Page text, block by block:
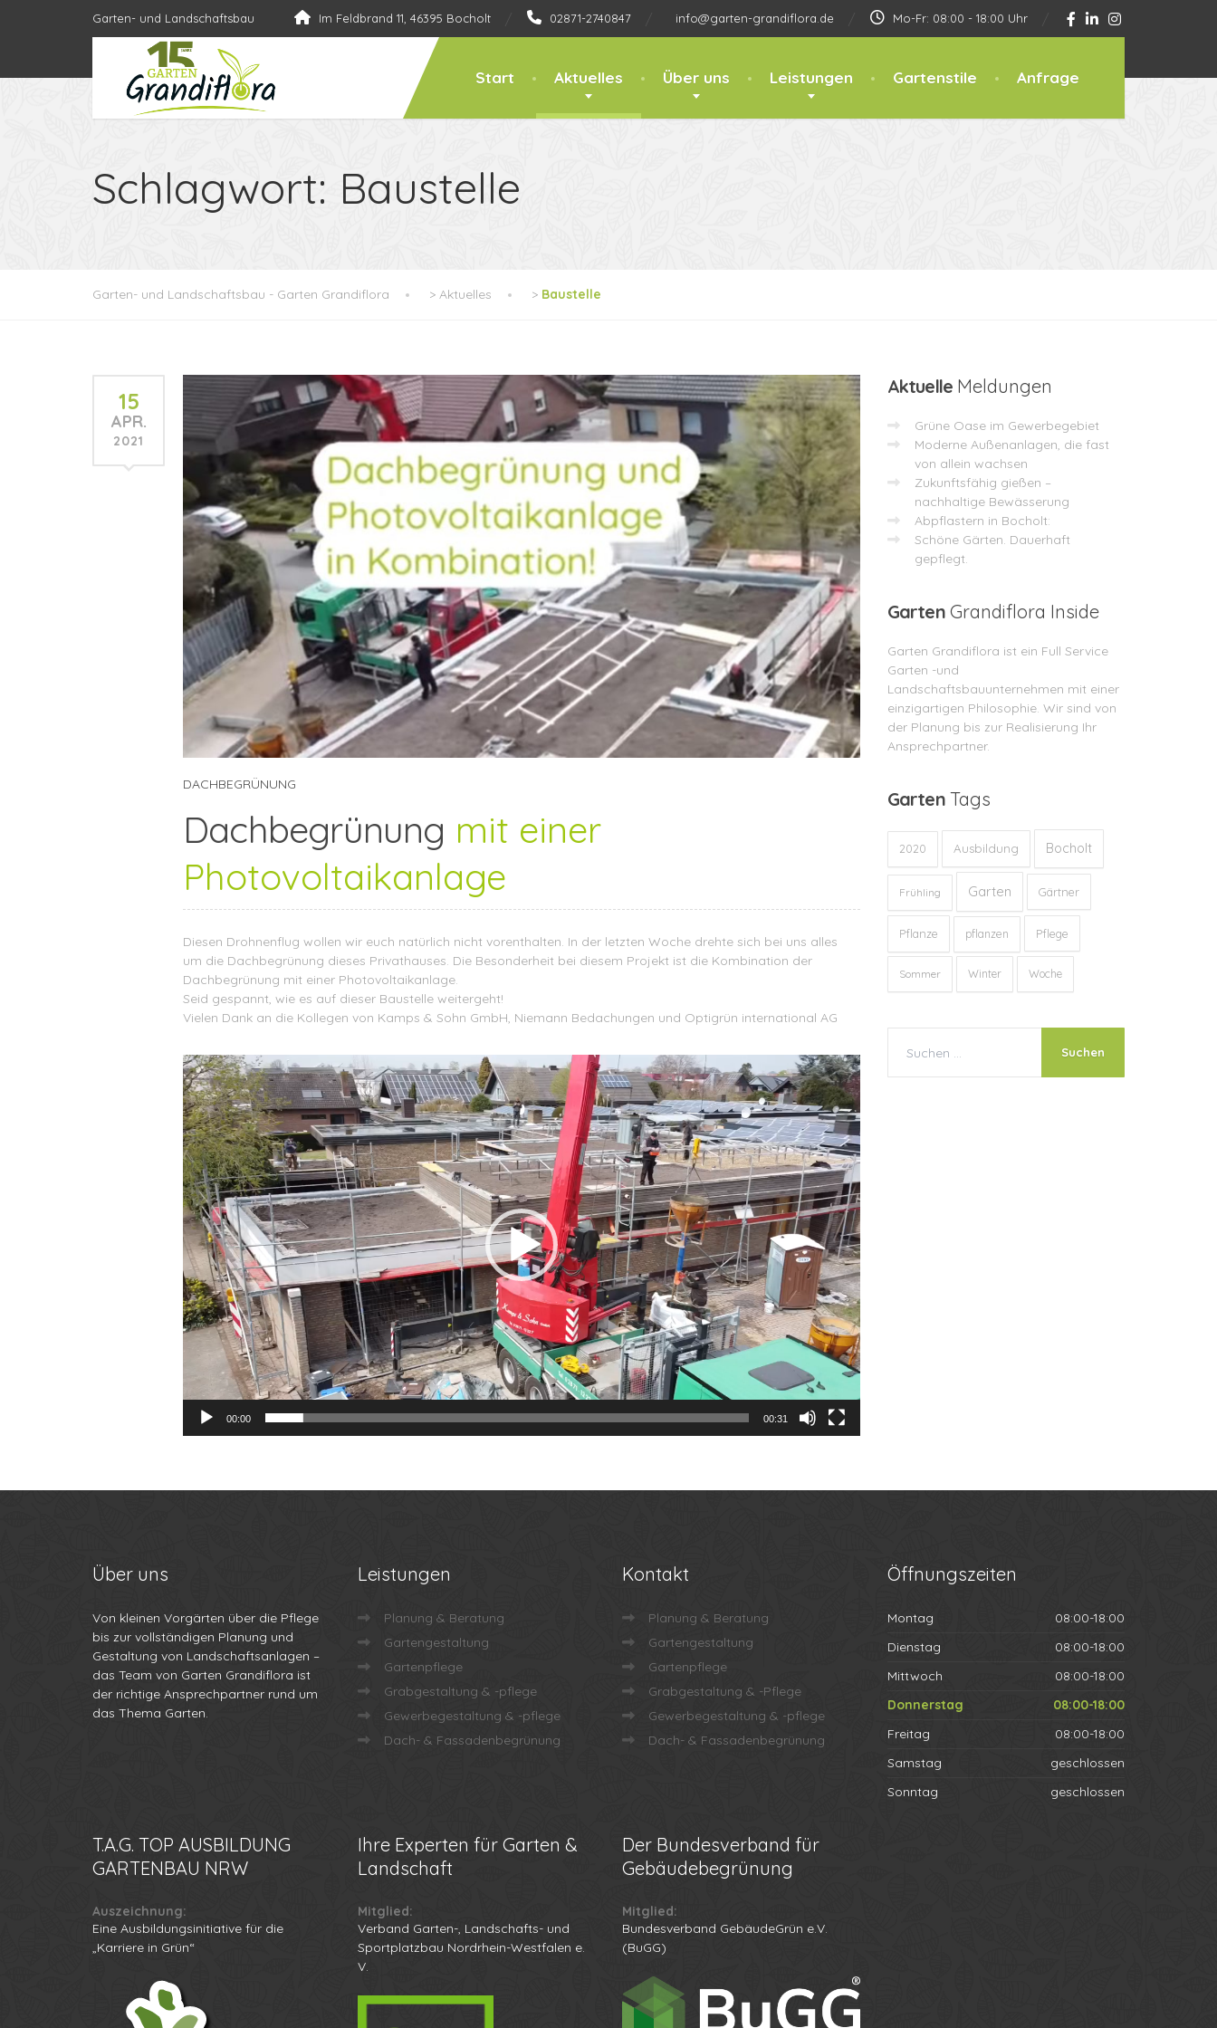
Garten- und Landschaftsbau Im Feldbrand 11, 46395 Bocholt 02871-2740847 info@garten-grandiflora.de Mo-Fr: 08:00 - 18:00 Uhr
Start Aktuelles Über uns Leistungen Gartenstile Anfrage
Schlagwort: Baustelle
Garten- und Landschaftsbau - Garten Grandiflora > Aktuelles > Baustelle
15
APR.
2021
DACHBEGRÜNUNG
Dachbegrünung mit einer
Photovoltaikanlage
Diesen Drohnenflug wollen wir euch natürlich nicht vorenthalten. In der letzten Woche drehte sich bei uns alles
um die Dachbegrünung dieses Privathauses. Die Besonderheit bei diesem Projekt ist die Kombination der
Dachbegrünung mit einer Photovoltaikanlage.
Seid gespannt, wie es auf dieser Baustelle weitergeht!
Vielen Dank an die Kollegen von Kamps & Sohn GmbH, Niemann Bedachungen und Optigrün international AG
Video-
Player
00:00 00:31
Aktuelle Meldungen
Grüne Oase im Gewerbegebiet
Moderne Außenanlagen, die fast
von allein wachsen
Zukunftsfähig gießen –
nachhaltige Bewässerung
Abpflastern in Bocholt:
Schöne Gärten. Dauerhaft
gepflegt.
GartenGrandiflora Inside
Garten Grandiflora ist ein Full Service
Garten -und
Landschaftsbauunternehmen mit einer
einzigartigen Philosophie. Wir sind von
der Planung bis zur Realisierung Ihr
Ansprechpartner.
GartenTags
2020 Ausbildung Bocholt
Frühling Garten Gärtner
Pflanze pflanzen Pflege
Sommer Winter Woche
Über uns
Von kleinen Vorgärten über die Pflege
bis zur vollständigen Planung und
Gestaltung von Landschaftsanlagen –
das Team von Garten Grandiflora ist
der richtige Ansprechpartner rund um
das Thema Garten.
Leistungen
Planung & Beratung
Gartengestaltung
Gartenpflege
Grabgestaltung & -pflege
Gewerbegestaltung & -pflege
Dach- & Fassadenbegrünung
Kontakt
Planung & Beratung
Gartengestaltung
Gartenpflege
Grabgestaltung & -Pflege
Gewerbegestaltung & -pflege
Dach- & Fassadenbegrünung
Öffnungszeiten
Montag
08:00-18:00
Dienstag
08:00-18:00
Mittwoch
08:00-18:00
Donnerstag
08:00-18:00
Freitag
08:00-18:00
Samstag
geschlossen
Sonntag
geschlossen
T.A.G. TOP AUSBILDUNG
GARTENBAU NRW
Auszeichnung:
Eine Ausbildungsinitiative für die
„Karriere in Grün“
IhreExperten für Garten &
Landschaft
Mitglied:
Verband Garten-, Landschafts- und
Sportplatzbau Nordrhein-Westfalen e.
V.
Der Bundesverband für
Gebäudebegrünung
Mitglied:
Bundesverband GebäudeGrün e.V.
(BuGG)